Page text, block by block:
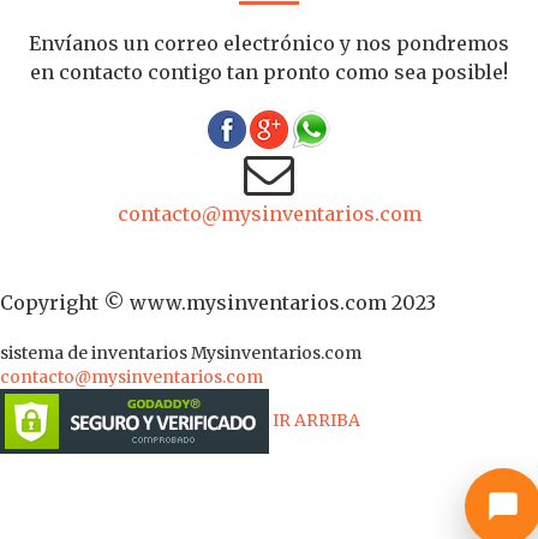
Envíanos un correo electrónico y nos pondremos
en contacto contigo tan pronto como sea posible!
contacto@mysinventarios.com
Copyright © www.mysinventarios.com 2023
sistema de inventariosMysinventarios.com
contacto@mysinventarios.com
IR ARRIBA